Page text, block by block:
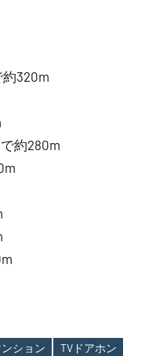
320m
約280m
ション
TVドアホン